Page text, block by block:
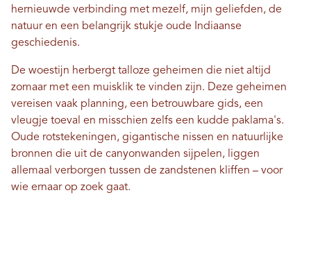
hernieuwde verbinding met mezelf, mijn geliefden, de
natuur en een belangrijk stukje oude Indiaanse
geschiedenis.
De woestijn herbergt talloze geheimen die niet altijd
zomaar met een muisklik te vinden zijn. Deze geheimen
vereisen vaak planning, een betrouwbare gids, een
vleugje toeval en misschien zelfs een kudde paklama's.
Oude rotstekeningen, gigantische nissen en natuurlijke
bronnen die uit de canyonwanden sijpelen, liggen
allemaal verborgen tussen de zandstenen kliffen – voor
wie ernaar op zoek gaat.